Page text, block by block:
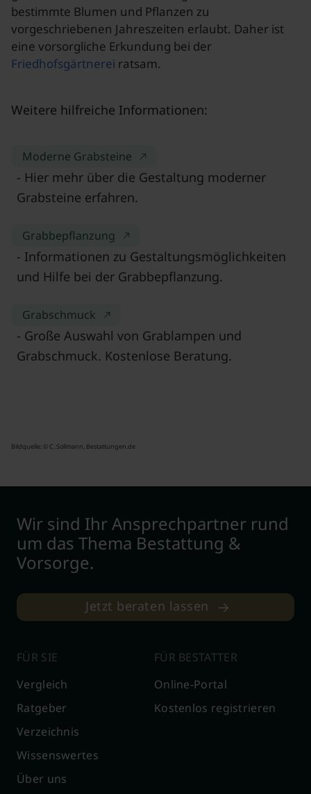
bestimmte Blumen und Pflanzen zu
vorgeschriebenen Jahreszeiten erlaubt. Daher ist
eine vorsorgliche Erkundung bei der
Friedhofsgärtnerei ratsam.
Weitere hilfreiche Informationen:
Moderne Grabsteine
- Hier mehr über die Gestaltung moderner
Grabsteine erfahren.
Grabbepflanzung
- Informationen zu Gestaltungsmöglichkeiten
und Hilfe bei der Grabbepflanzung.
Grabschmuck
- Große Auswahl von Grablampen und
Grabschmuck. Kostenlose Beratung.
Bildquelle: © C. Sollmann, Bestattungen.de
Wir sind Ihr Ansprechpartner rund
um das Thema Bestattung &
Vorsorge.
Jetzt beraten lassen
FÜR SIE
Vergleich
Ratgeber
Verzeichnis
Wissenswertes
Über uns
FÜR BESTATTER
Online-Portal
Kostenlos registrieren